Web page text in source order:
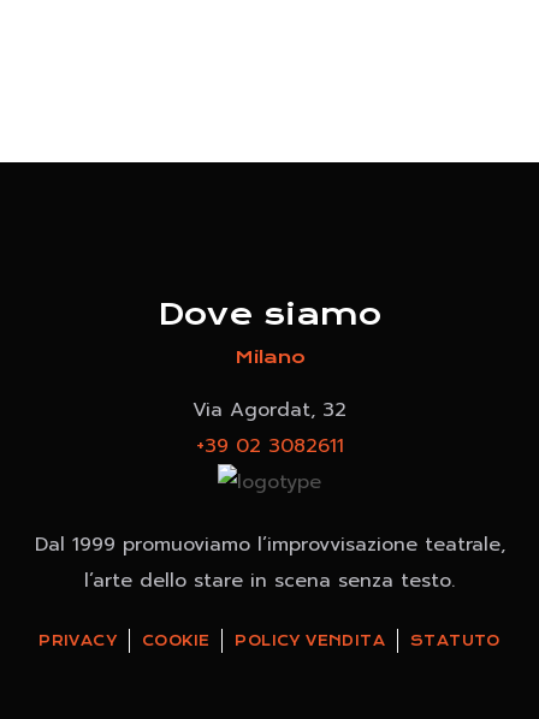
Dove siamo
Milano
Via Agordat, 32
+39 02 3082611
Dal 1999 promuoviamo l’improvvisazione teatrale,
l’arte dello stare in scena senza testo.
PRIVACY COOKIE POLICY VENDITA STATUTO